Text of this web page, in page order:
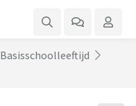
Basisschoolleeftijd